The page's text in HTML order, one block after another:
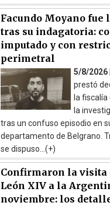
Facundo Moyano fue
tras su indagatoria:
imputado y con
perimetral
5/8/2026 ||
prestó
la
la
tras un confuso episodio en
departamento de Belgrano.
se dispuso...(+)
Confirmaron la visita
León XIV a la
noviembre: los